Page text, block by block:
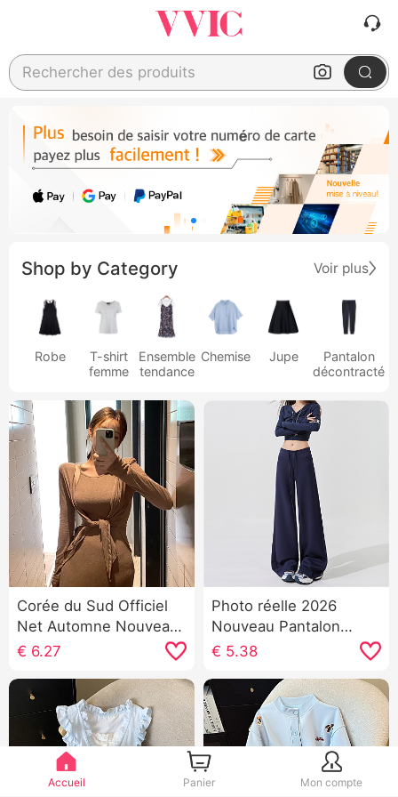
Rechercher des produits
Shop by Category Voir plus
Robe
T-shirt
femme
Ensemble
tendance
Chemise Jupe
Pantalon
décontracté
Corée du Sud Officiel
Net Automne Nouveau
Élégant Mlle Épaulettes
Bretelles Corps de sac
Robe Cardigan Manteau
Mode Ensemble
€ 6.27
Photo réelle 2026
Nouveau Pantalon
Enfants Printemps Été
Étroite Version Pantalon
large Taille haute Yoga
Pantalon Sport Wei
Pantalon
€ 5.38
Accueil Panier Mon compte